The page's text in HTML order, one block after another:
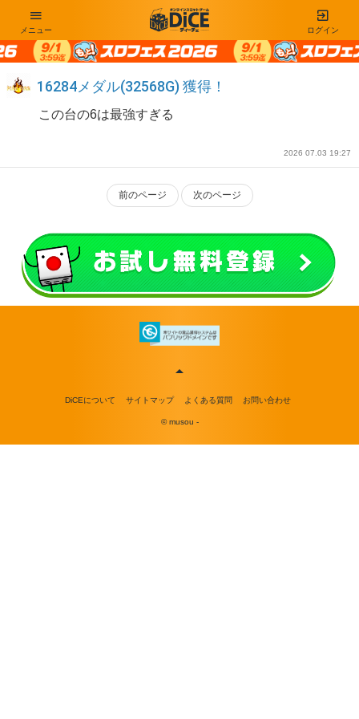
ログイン
メニュー
16284メダル(32568G) 獲得！
この台の6は最強すぎる
2026 07.03 19:27
前のページ 次のページ
DiCEについて サイトマップ よくある質問 お問い合わせ
© musou -